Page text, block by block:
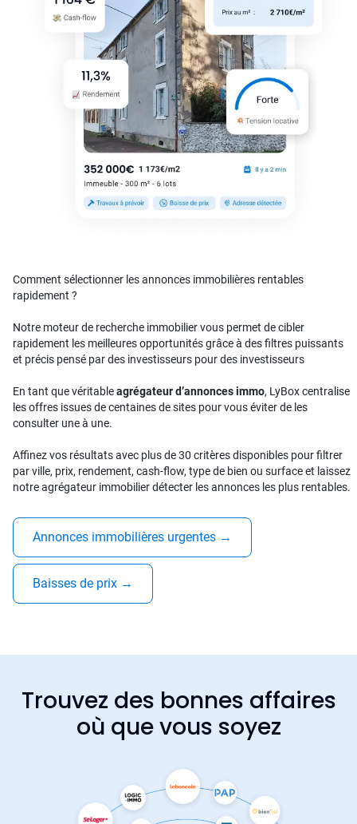
Comment sélectionner les annonces immobilières rentables
rapidement ?
Notre moteur de recherche immobilier vous permet de cibler
rapidement les meilleures opportunités grâce à des filtres puissants
et précis pensé par des investisseurs pour des investisseurs
En tant que véritableagrégateur d’annonces immo, LyBox centralise
les offres issues de centaines de sites pour vous éviter de les
consulter une à une.
Affinez vos résultats avec plus de 30 critères disponibles pour filtrer
par ville, prix, rendement, cash-flow, type de bien ou surface et laissez
notre agrégateur immobilier détecter les annonces les plus rentables.
Annonces immobilières urgentes →
Baisses de prix →
Trouvez des bonnes affaires
où que vous soyez